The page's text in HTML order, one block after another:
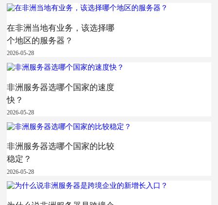
在非洲当地有业务，该选择哪
个地区的服务器？
2026-05-28
非洲服务器选哪个国家的速度
快？
2026-05-28
非洲服务器选哪个国家的比较
稳定？
2026-05-28